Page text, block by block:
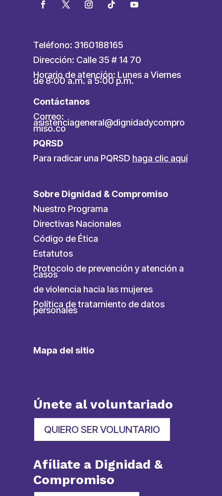
Teléfono: 3160188165
Dirección: Calle 35 # 14 70
Horario de atención: Lunes a Viernes
de 8:00 a.m. a 5:00 p.m.
Contáctanos
Correo:
asistenciageneral@dignidadycompro
miso.co
PQRSD
Para radicar una PQRSD haga clic aquí
Sobre Dignidad & Compromiso
Nuestro Programa
Directivas Nacionales
Código de Ética
Estatutos
Protocolo de prevención y atención a
casos
de violencia hacia las mujeres
Política de tratamiento de datos
personales
Mapa del sitio
Únete al voluntariado
QUIERO SER VOLUNTARIO
Afíliate a Dignidad &
Compromiso